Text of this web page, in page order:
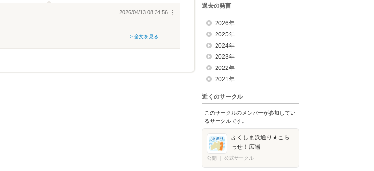
︙
2026/04/13 08:34:56
> 全文を見る
過去の発言
2026年
2025年
2024年
2023年
2022年
2021年
近くのサークル
このサークルのメンバーが参加してい
るサークルです。
ふくしま浜通り★こら
っせ！広場
公開 公式サークル